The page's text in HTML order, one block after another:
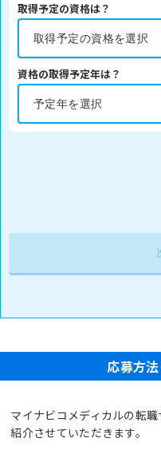
取得予定の資格は？
資格の取得予定年は？
応募方
マイナビコメディカルの転
紹介させていただきます。